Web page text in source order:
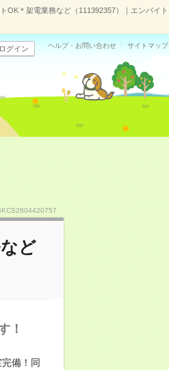
OK＊架電業務など（111392357）｜エンバイト
ログイン ヘルプ・お問い合わせ サイトマップ
ど
！
備！同